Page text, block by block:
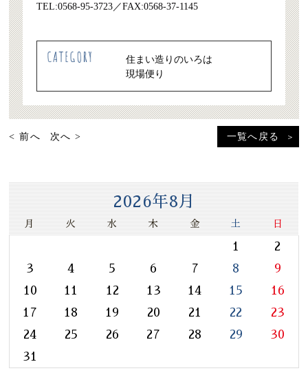
2026年8月
月 火 水 木 金 土 日
1
2
3
4 5 6 7 8
9
10
11 12 13 14 15
16
17
18 19 20 21 22
23
24
25 26 27 28 29
30
31
TEL:0568-95-3723／FAX:0568-37-1145
住まい造りのいろは
現場便り
< 前へ 次へ > 一覧へ戻る